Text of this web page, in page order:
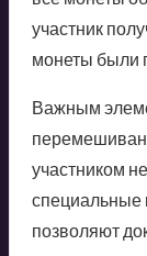
участник
монеты были
Важным
участником
специальные
позволяют